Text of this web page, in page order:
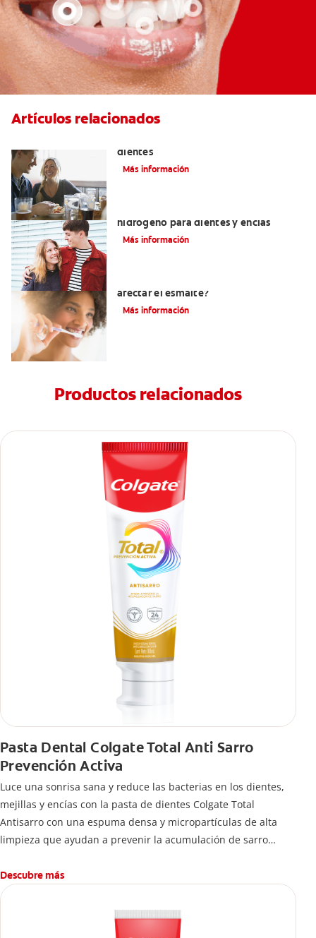
Artículos relacionados
dientes
Más información
hidrógeno para dientes y encías
Más información
afectar el esmalte?
Más información
Productos relacionados
Pasta Dental Colgate Total Anti Sarro
Prevención Activa
Luce una sonrisa sana y reduce las bacterias en los dientes,
mejillas y encías con la pasta de dientes Colgate Total
Antisarro con una espuma densa y micropartículas de alta
limpieza que ayudan a prevenir la acumulación de sarro
Descubre más